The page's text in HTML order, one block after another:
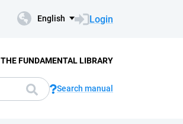
English Login
THE FUNDAMENTAL LIBRARY
Search manual